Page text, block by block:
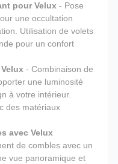
pour Velux - Pose
une occultation
Utilisation de volets
pour un confort
- Combinaison de
une luminosité
à votre intérieur.
des matériaux
avec Velux
de combles avec un
vue panoramique et